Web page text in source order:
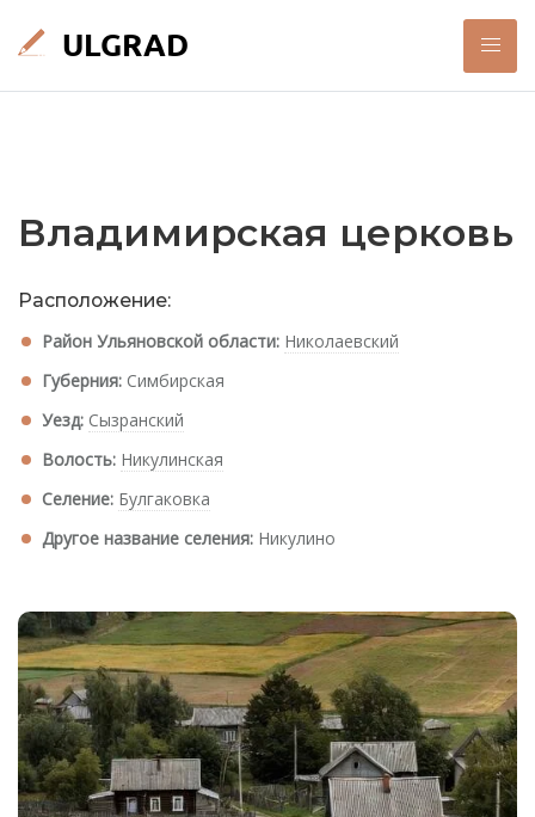
Владимирская церковь
Расположение:
Район Ульяновской области: Николаевский
Губерния: Симбирская
Уезд: Сызранский
Волость: Никулинская
Селение: Булгаковка
Другое название селения: Никулино